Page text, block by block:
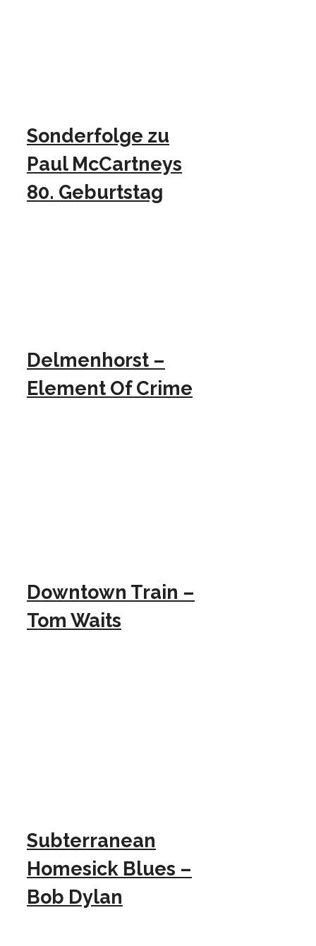
Sonderfolge zu
Paul McCartneys
80. Geburtstag
Delmenhorst –
Element Of Crime
Downtown Train –
Tom Waits
Subterranean
Homesick Blues –
Bob Dylan